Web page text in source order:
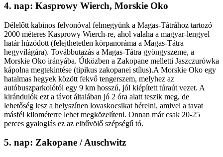
4. nap: Kasprowy Wierch, Morskie Oko
Délelőtt kabinos felvonóval felmegyünk a Magas-Tátrához tartozó
2000 méteres Kasprowy Wierch-re, ahol valaha a magyar-lengyel
határ húzódott (felejthetetlen körpanoráma a Magas-Tátra
hegyvilágára). Továbbutazás a Magas-Tátra gyöngyszeme, a
Morskie Oko irányába. Útközben a Zakopane melletti Jaszczurówka
kápolna megtekintése (tipikus zakopanei stílus).A Morskie Oko egy
hatalmas hegyek között fekvő tengerszem, melyhez az
autóbuszparkolótól egy 9 km hosszú, jól kiépített túraút vezet. A
kirándulók ezt a távot általában jó 2 óra alatt teszik meg, de
lehetőség lesz a helyszínen lovaskocsikat bérelni, amivel a tavat
másfél kilométerre lehet megközelíteni. Onnan már csak 20-25
perces gyaloglás ez az elbűvölő szépségű tó.
5. nap: Zakopane / Auschwitz